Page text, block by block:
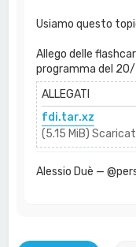
Usiamo questo
Allego delle
programma del 20/
ALLEGATI
fdi.tar.xz
(5.15 MiB)
Alessio Duè —